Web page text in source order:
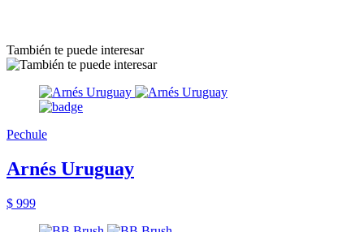
También te puede interesar
Pechule
Arnés Uruguay
$ 999